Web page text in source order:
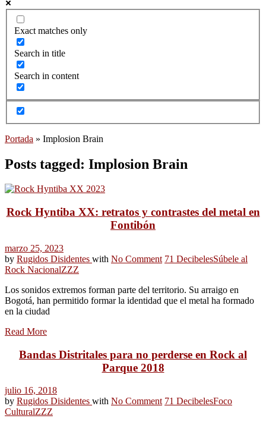
Exact matches only
Search in title
Search in content
Portada » Implosion Brain
Posts tagged: Implosion Brain
Rock Hyntiba XX: retratos y contrastes del metal en
Fontibón
marzo 25, 2023
by Rugidos Disidentes with No Comment 71 DecibelesSúbele al
Rock NacionalZZZ
Los sonidos extremos forman parte del territorio. Su arraigo en
Bogotá, han permitido formar la identidad que el metal ha formado
en la ciudad
Read More
Bandas Distritales para no perderse en Rock al
Parque 2018
julio 16, 2018
by Rugidos Disidentes with No Comment 71 DecibelesFoco
CulturalZZZ